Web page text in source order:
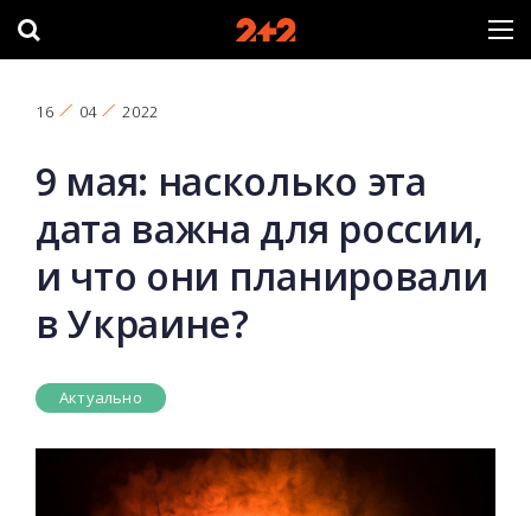
16 04 2022
9 мая: насколько эта
дата важна для россии,
и что они планировали
в Украине?
Актуально